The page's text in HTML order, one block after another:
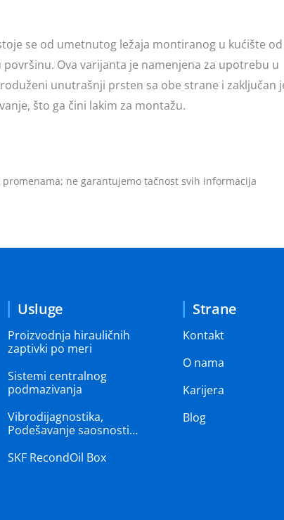
se od umetnutog ležaja montiranog u kućište od
Ova varijanta je namenjena za upotrebu u
unutrašnji prsten sa obe strane i zaključan
što ga čini lakim za montažu.
ne garantujemo tačnost svih informacija
Usluge
Proizvodnja hirauličnih
zaptivki po meri
Sistemi centralnog
podmazivanja
Vibrodijagnostika,
Podešavanje saosnosti…
SKF RecondOil Box
Strane
Kontakt
O nama
Karijera
Blog